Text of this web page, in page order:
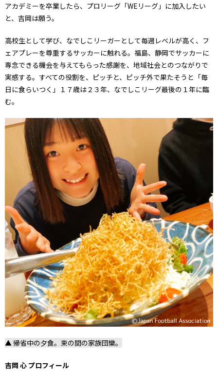
アカデミーを卒業したら、プロリーグ「WEリーグ」に加入したい
と、吉岡は願う。
高校生として学び、なでしこリーガーとして毎週レベルが高く、フ
ェアプレーを尊重するサッカーに触れる。福島、静岡でサッカーに
専念できる機会を与えてもらった感謝を、地域社会とのつながりで
実感する。すべての役割を、ピッチと、ピッチ外で果たそうと「毎
日に食らいつく」１７歳は２３年、なでしこリーグ最後の１年に臨
む。
▲ 帰省中の夕食。束の間の家族団欒。
吉岡 心 プロフィール